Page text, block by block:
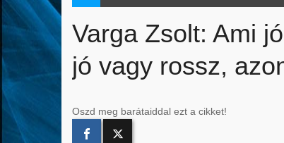
Varga Zsolt: Ami
jó vagy rossz,
Oszd meg barátaiddal ezt a cikket!